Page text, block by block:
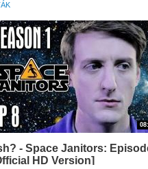
- Space Janitors:
HD Version]